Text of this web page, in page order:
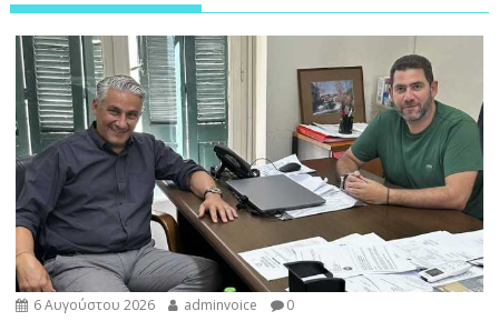
6 Αυγούστου 2026 adminvoice 0